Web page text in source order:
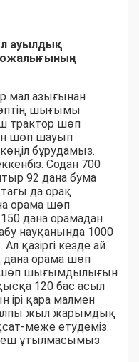
ауылдық
мал азығынан
шығымы
трактор шөп
шөп шауып
бұрудамыз.
Содан 700
92 дана бума
да орақ
орама шөп
дана орамадан
науқанында 1000
қазіргі кезде ай
орама шөп
шөп шығымдылығын
120 бас асыл
қара малмен
жыл жарымдық
меже етудеміз.
еш ұтылмасымыз